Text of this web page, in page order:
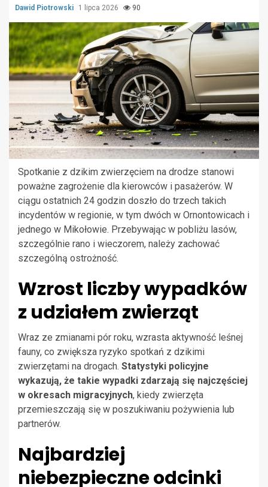
Dawid Piotrowski 1 lipca 2026 90
Spotkanie z dzikim zwierzęciem na drodze stanowi
poważne zagrożenie dla kierowców i pasażerów. W
ciągu ostatnich 24 godzin doszło do trzech takich
incydentów w regionie, w tym dwóch w Ornontowicach i
jednego w Mikołowie. Przebywając w pobliżu lasów,
szczególnie rano i wieczorem, należy zachować
szczególną ostrożność.
Wzrost liczby wypadków
z udziałem zwierząt
Wraz ze zmianami pór roku, wzrasta aktywność leśnej
fauny, co zwiększa ryzyko spotkań z dzikimi
zwierzętami na drogach. Statystyki policyjne
wykazują, że takie wypadki zdarzają się najczęściej
w okresach migracyjnych, kiedy zwierzęta
przemieszczają się w poszukiwaniu pożywienia lub
partnerów.
Najbardziej
niebezpieczne odcinki